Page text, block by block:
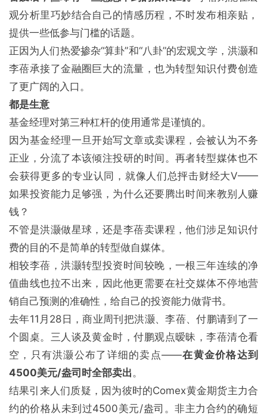
观分析里巧妙结合自己的情感历程，不时发布相亲贴，
提供一些低参与门槛的话题。
正因为人们热爱掺杂“算卦”和“八卦”的宏观文学，洪灏和
李蓓承接了金融圈巨大的流量，也为转型知识付费创造
了更广阔的入口。
都是生意
基金经理对第三种杠杆的使用通常是谨慎的。
因为基金经理一旦开始写文章或卖课程，会被认为不务
正业，分流了本该倾注投研的时间。再者转型媒体也不
会获得更多的专业认同，就像人们总抨击财经大V——
如果投资能力足够强，为什么还要腾出时间来教别人赚
钱？
不管是洪灏做星球，还是李蓓卖课程，他们涉足知识付
费的目的不是简单的转型做自媒体。
相较李蓓，洪灏转型投资时间较晚，一根三年连续的净
值曲线也拉不出来，因此他更需要在社交媒体不停地营
销自己预测的准确性，给自己的投资能力做背书。
去年11月28日，商业周刊把洪灏、李蓓、付鹏请到了一
个圆桌。三人谈及黄金时，付鹏观点暧昧，李蓓清仓看
空，只有洪灏公布了详细的卖点——在黄金价格达到
4500美元/盎司时全部卖出 。
结果引来人们质疑，因为彼时的Comex黄金期货主力合
约的价格从未到过4500美元/盎司。非主力合约的确短